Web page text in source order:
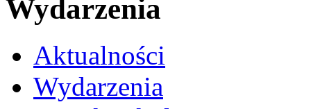
Wydarzenia
Aktualności
Wydarzenia